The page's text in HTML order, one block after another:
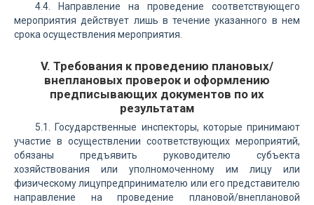
4.4. Направление на проведение соответствующего
мероприятия действует лишь в течение указанного в нем
срока осуществления мероприятия.
V. Требования к проведению плановых/
внеплановых проверок и оформлению
предписывающих документов по их
результатам
5.1. Государственные инспекторы, которые принимают
участие в осуществлении соответствующих мероприятий,
обязаны предъявить руководителю субъекта
хозяйствования или уполномоченному им лицу или
физическому лицупредпринимателю или его представителю
направление на проведение плановой/внеплановой